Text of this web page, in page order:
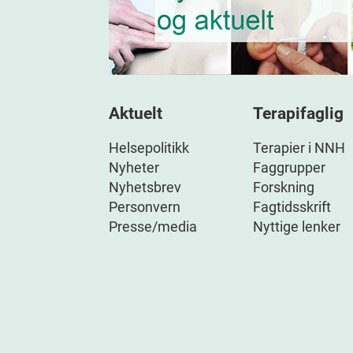
Aktuelt
Helsepolitikk
Nyheter
Nyhetsbrev
Personvern
Presse/media
Terapifaglig
Terapier i NNH
Faggrupper
Forskning
Fagtidsskrift
Nyttige lenker